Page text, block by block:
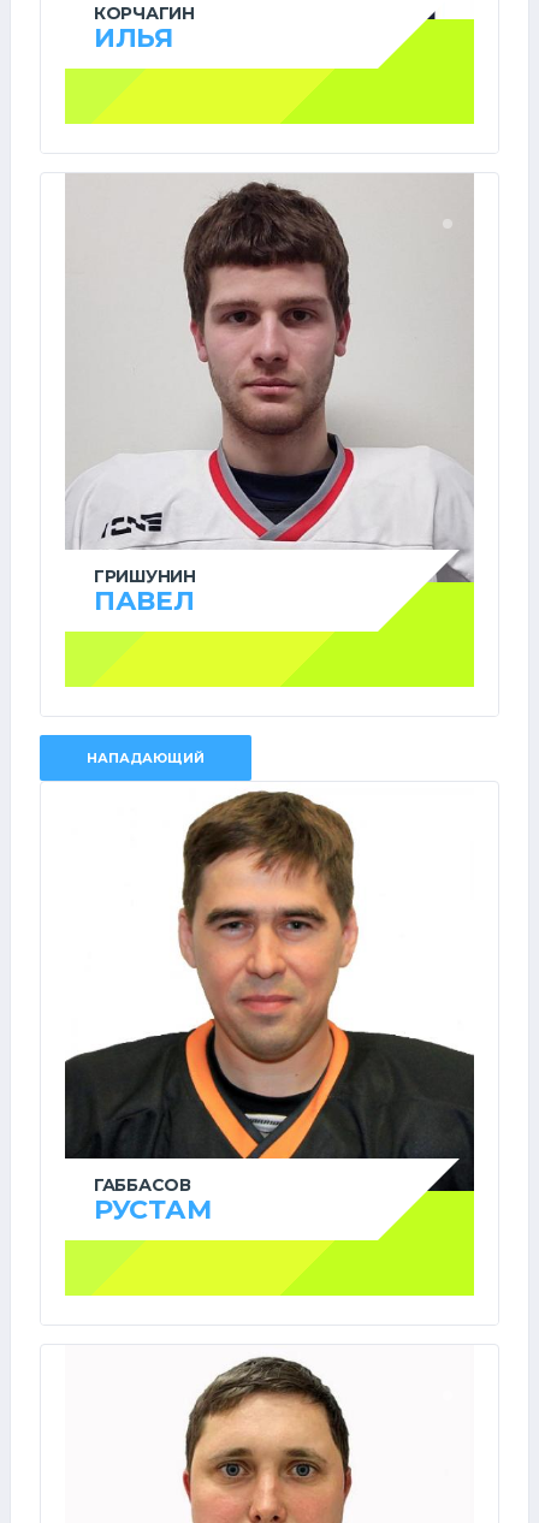
КОРЧАГИН
ИЛЬЯ
ГРИШУНИН
ПАВЕЛ
НАПАДАЮЩИЙ
ГАББАСОВ
РУСТАМ